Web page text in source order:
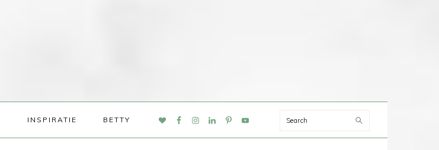
INSPIRATIE BETTY
NAV
Search